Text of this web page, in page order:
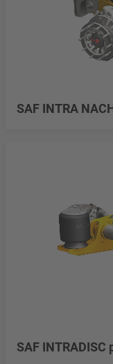
SAF INTRA
SAF INTRADISC